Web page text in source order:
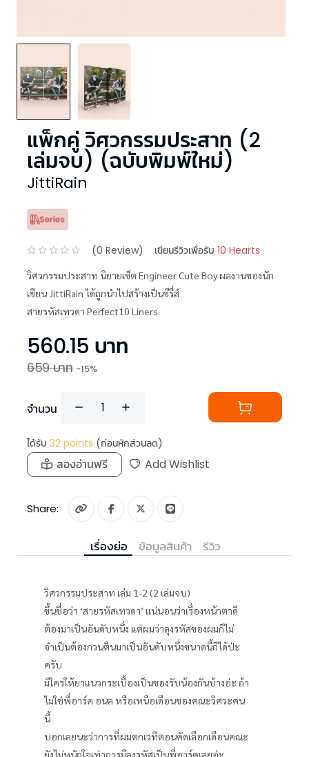
แพ็กคู่ วิศวกรรมประสาท (2
เล่มจบ) (ฉบับพิมพ์ใหม่)
JittiRain
(0 Review) เขียนรีวิวเพื่อรับ 10 Hearts
วิศวกรรมประสาท นิยายเซ็ต Engineer Cute Boy ผลงานของนัก
เขียน JittiRain ได้ถูกนำไปสร้างเป็นซีรี่ส์
สายรหัสเทวดา Perfect10 Liners
560.15 บาท
659บาท -15%
จำนวน
ได้รับ 32 points (ก่อนหักส่วนลด)
ลองอ่านฟรี Add Wishlist
Share:
เรื่องย่อ ข้อมูลสินค้า รีวิว
วิศวกรรมประสาท เล่ม 1-2 (2 เล่มจบ)
ขึ้นชื่อว่า ‘สายรหัสเทวดา’ แน่นอนว่าเรื่องหน้าตาดี
ต้องมาเป็นอันดับหนึ่ง แต่ผมว่าลุงรหัสของผมก็ไม่
จำเป็นต้องกวนตีนมาเป็นอันดับหนึ่งขนาดนี้ก็ได้ป่ะ
ครับ
มีใครให้ยาแนวกระเบื้องเป็นของรับน้องกันบ้างอ่ะ ถ้า
ไม่ใช่พี่อาร์ค อนล หรือเหนือเดือนของคณะวิศวะคน
นี้
บอกเลยนะว่าการที่ผมตกเวทีตอนคัดเลือกเดือนคณะ
ยังไม่หนักใจเท่าการมีลุงรหัสเป็นพี่อาร์คเลยอ่ะ